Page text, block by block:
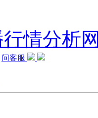
问客服